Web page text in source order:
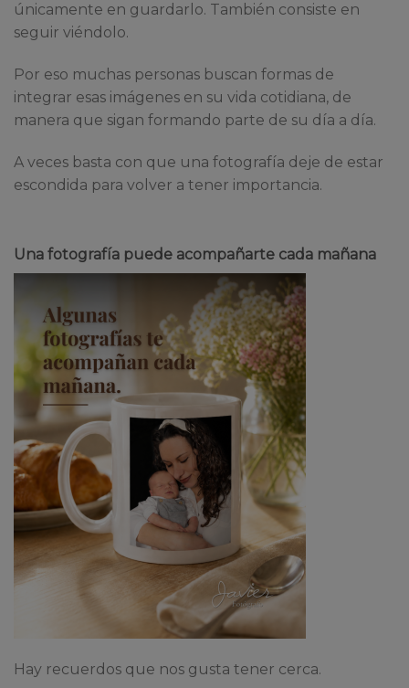
únicamente en guardarlo. También consiste en
seguir viéndolo.
Por eso muchas personas buscan formas de
integrar esas imágenes en su vida cotidiana, de
manera que sigan formando parte de su día a día.
A veces basta con que una fotografía deje de estar
escondida para volver a tener importancia.
Una fotografía puede acompañarte cada mañana
Hay recuerdos que nos gusta tener cerca.